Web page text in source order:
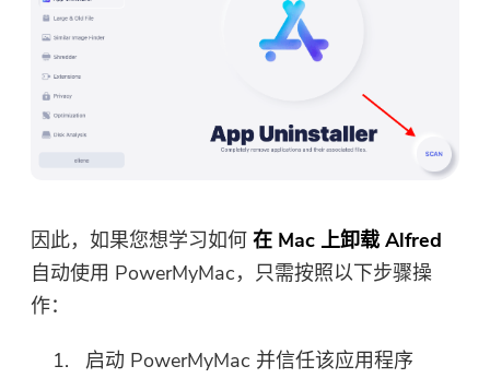
因此，如果您想学习如何在 Mac 上卸载 Alfred
自动使用 PowerMyMac，只需按照以下步骤操
作：
启动 PowerMyMac 并信任该应用程序